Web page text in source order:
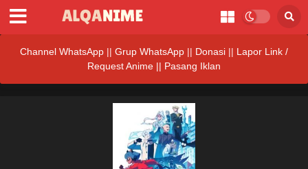
Channel WhatsApp || Grup WhatsApp || Donasi || Lapor Link /
Request Anime || Pasang Iklan